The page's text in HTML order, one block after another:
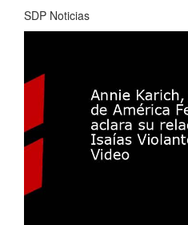
SDP Noticias